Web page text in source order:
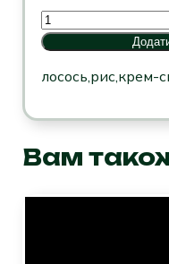
Спайсі
рол
з
лососем
лосось,рис,крем-
Вам